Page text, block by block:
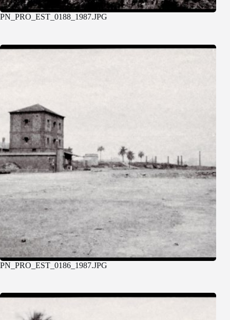
PN_PRO_EST_0188_1987.JPG
PN_PRO_EST_0186_1987.JPG